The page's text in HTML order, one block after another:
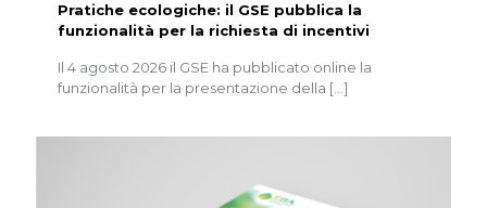
Pratiche ecologiche: il GSE pubblica la
funzionalità per la richiesta di incentivi
Il 4 agosto 2026 il GSE ha pubblicato online la
funzionalità per la presentazione della […]